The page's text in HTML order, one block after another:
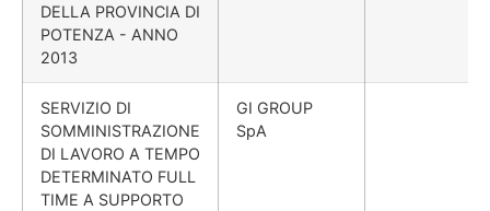
DELLA PROVINCIA DI
POTENZA - ANNO
2013
SERVIZIO DI
SOMMINISTRAZIONE
DI LAVORO A TEMPO
DETERMINATO FULL
TIME A SUPPORTO
GI GROUP
SpA